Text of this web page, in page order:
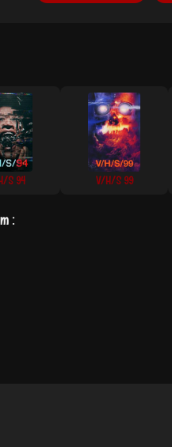
S 94 V/H/S 99
: